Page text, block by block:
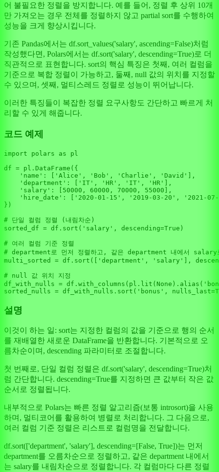
어 불필요한 정렬을 방지합니다. 예를 들어, 정렬 후 상위 10개
만 가져오는 경우 전체를 정렬하지 않고 partial sort를 수행하여
성능을 크게 향상시킵니다.
기존 Pandas에서는 df.sort_values('salary', ascending=False)처럼
작성했다면, Polars에서는 df.sort('salary', descending=True)로 더
직관적으로 표현합니다. sort의 핵심 특징은 첫째, 여러 컬럼을
기준으로 복합 정렬이 가능하고, 둘째, null 값의 위치를 지정할
수 있으며, 셋째, 멀티스레드 정렬로 성능이 뛰어납니다.
이러한 특징들이 복잡한 정렬 요구사항도 간단하고 빠르게 처
리할 수 있게 해줍니다.
코드 예제
import polars as pl
df = pl.DataFrame({
'name' : [ 'Alice' , 'Bob' , 'Charlie' , 'David'
],
'department' : [ 'IT' , 'HR' , 'IT' , 'HR'
],
'salary' : [ 50000 , 60000 , 70000 , 55000 ],
'hire_date' : [ '2020-01-15' , '2019-03-20' ,
'2021-
})
# 단일 컬럼 정렬 (내림차순)
sorted_df = df.sort( 'salary' , descending=True )
# 여러 컬럼 기준 정렬
# department로 먼저 정렬하고, 같은 department 내에서 salary
multi_sorted = df.sort([
'department' , 'salary' ],
# null 값 위치 지정
df_with_nulls = df.with_columns(pl.lit( None ).alias(
sorted_nulls = df_with_nulls.sort( 'bonus' , nulls_last=
설명
이것이 하는 일: sort는 지정한 컬럼의 값을 기준으로 행의 순서
를 재배열한 새로운 DataFrame을 반환합니다. 기본적으로 오
름차순이며, descending 파라미터로 조절합니다.
첫 번째로, 단일 컬럼 정렬은 df.sort('salary', descending=True)처
럼 간단합니다. descending=True를 지정하면 큰 값부터 작은 값
순서로 정렬됩니다.
내부적으로 Polars는 빠른 정렬 알고리즘(보통 introsort)을 사용
하며, 멀티코어를 활용하여 병렬로 처리합니다. 그 다음으로,
여러 컬럼 기준 정렬은 리스트로 컬럼명을 전달합니다.
df.sort(['department', 'salary'], descending=[False, True])는 먼저
department를 오름차순으로 정렬하고, 같은 department 내에서
는 salary를 내림차순으로 정렬합니다. 각 컬럼마다 다른 정렬